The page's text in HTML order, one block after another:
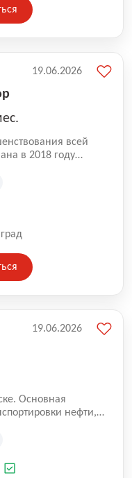
работаем в том
всей
в 2018 году
19.06.2026
Основная
нефти,
РФ и на
19.06.2026